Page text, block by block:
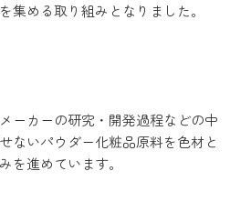
集める取り組みとなりました。
ーカーの研究・開発過程などの中
ないパウダー化粧品原料を色材と
を進めています。